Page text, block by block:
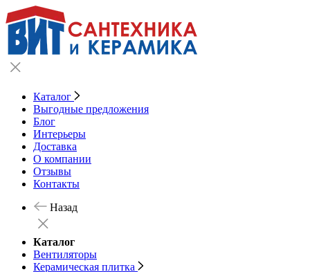
Каталог
Выгодные предложения
Блог
Интерьеры
Доставка
О компании
Отзывы
Контакты
Назад
Каталог
Вентиляторы
Керамическая плитка